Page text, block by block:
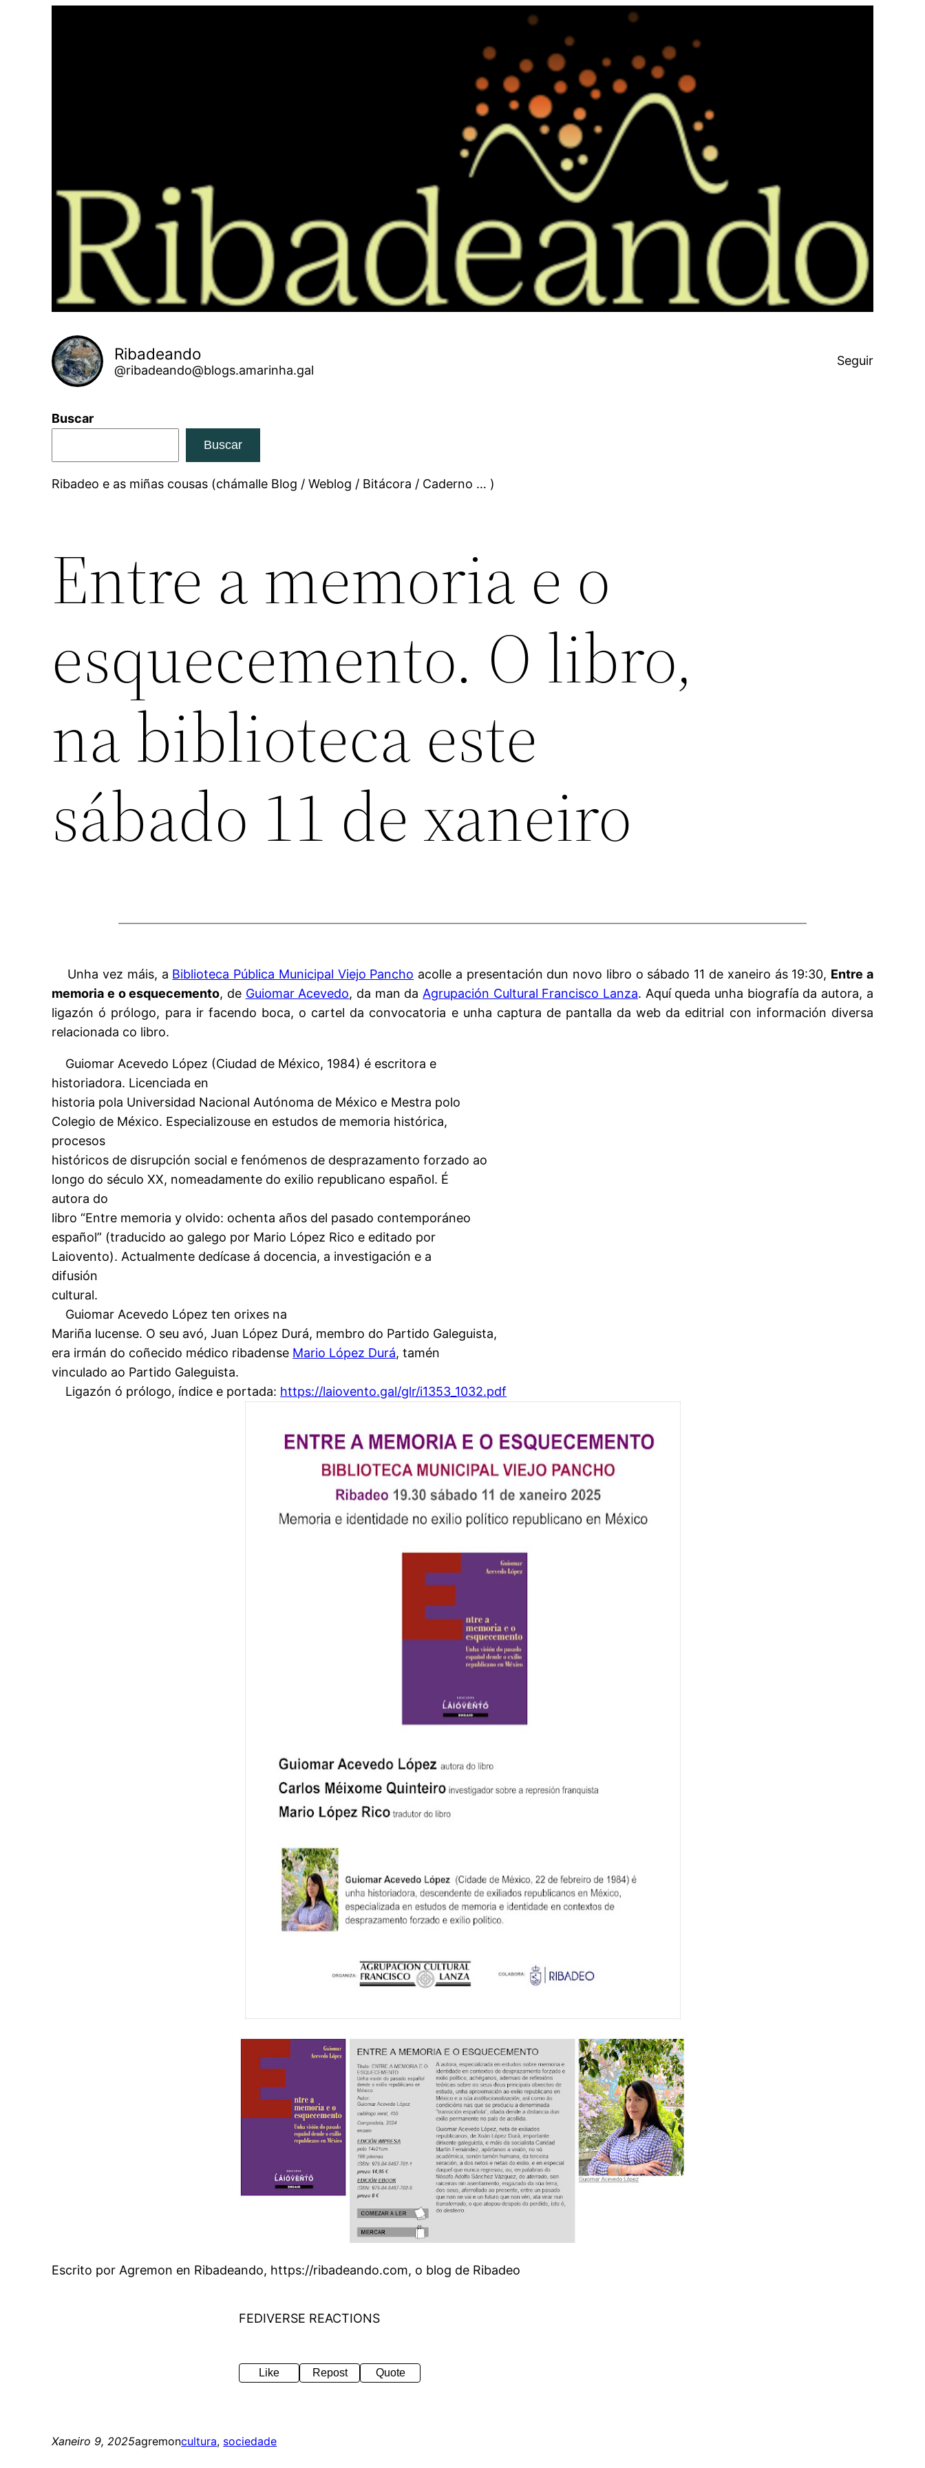
Ribadeando
@ribadeando@blogs.amarinha.gal
Seguir
Buscar
Buscar
Ribadeo e as miñas cousas (chámalle Blog / Weblog / Bitácora / Caderno … )
Entre a memoria e o
esquecemento. O libro,
na biblioteca este
sábado 11 de xaneiro
Unha vez máis, a Biblioteca Pública Municipal Viejo Pancho acolle a presentación dun novo libro o sábado 11 de xaneiro ás 19:30, Entre a
memoria e o esquecemento, de Guiomar Acevedo, da man da Agrupación Cultural Francisco Lanza. Aquí queda unha biografía da autora, a
ligazón ó prólogo, para ir facendo boca, o cartel da convocatoria e unha captura de pantalla da web da editrial con información diversa
relacionada co libro.
Guiomar Acevedo López (Ciudad de México, 1984) é escritora e
historiadora. Licenciada en
historia pola Universidad Nacional Autónoma de México e Mestra polo
Colegio de México. Especializouse en estudos de memoria histórica,
procesos
históricos de disrupción social e fenómenos de desprazamento forzado ao
longo do século XX, nomeadamente do exilio republicano español. É
autora do
libro “Entre memoria y olvido: ochenta años del pasado contemporáneo
español” (traducido ao galego por Mario López Rico e editado por
Laiovento). Actualmente dedícase á docencia, a investigación e a
difusión
cultural.
Guiomar Acevedo López ten orixes na
Mariña lucense. O seu avó, Juan López Durá, membro do Partido Galeguista,
era irmán do coñecido médico ribadense Mario López Durá, tamén
vinculado ao Partido Galeguista.
Ligazón ó prólogo, índice e portada: https://laiovento.gal/glr/i1353_1032.pdf
Escrito por Agremon en Ribadeando, https://ribadeando.com, o blog de Ribadeo
FEDIVERSE REACTIONS
Like Repost Quote
Xaneiro 9, 2025agremoncultura, sociedade